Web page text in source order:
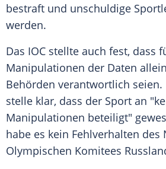
bestraft und unschuldige
werden.
Das IOC stellte auch fest, dass
Manipulationen der Daten
Behörden verantwortlich seien.
stelle klar, dass der Sport an
Manipulationen beteiligt"
habe es kein Fehlverhalten des
Olympischen Komitees